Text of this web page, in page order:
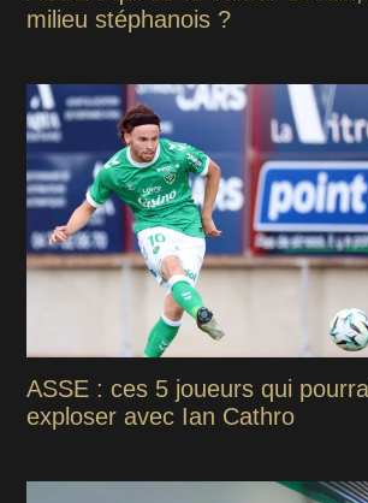
milieu stéphanois ?
ASSE : ces 5 joueurs qui
exploser avec Ian Cathro